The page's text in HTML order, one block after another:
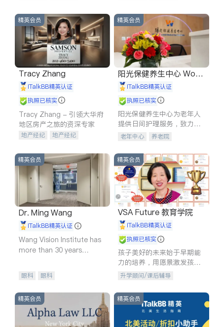
质厨房，家的选择。
室内装修
售前软装staging
室内装修
精英会员
Tracy Zhang
iTalkBB精英认证
执照已核实
Tracy Zhang - 引领大华府
地区房产之旅的资深专家
地产经纪
地产经纪
商铺租售
开发商建商
精英会员
阳光保健养生中心 World
shine
iTalkBB精英认证
执照已核实
阳光保健养生中心为老年人
提供日间护理服务，致力于
通过持续的护理创新来有效
老年中心 养老院
精英会员
Dr. Ming Wang
iTalkBB精英认证
Wang Vision Institute has
more than 30 years
眼科 眼科
精英会员
VSA Future 教育学院
iTalkBB精英认证
执照已核实
孩子美好的未来始于早期能
力的培养，用愿景激发孩子
的学习潜力和动力。理念：
石。
升学顾问/课后辅导
精英会员 精英会员